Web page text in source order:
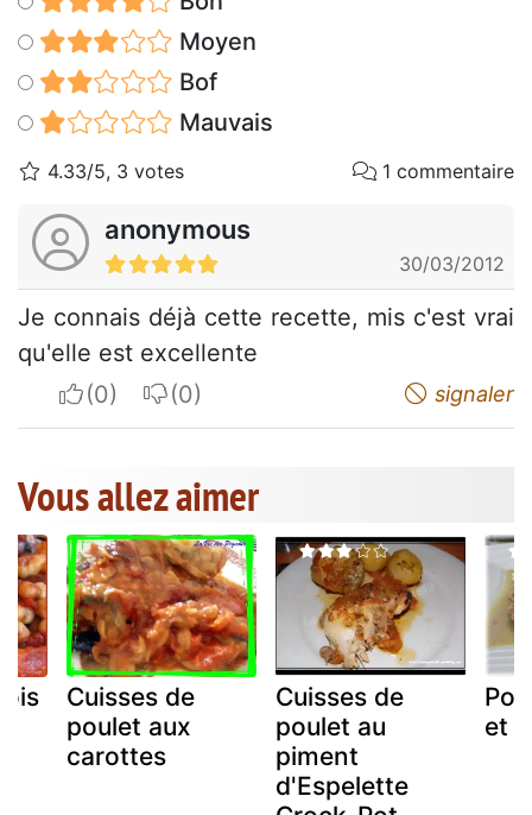
Moyen
Bof
Mauvais
4.33/5, 3 votes 1 commentaire
anonymous
30/03/2012
Je connais déjà cette recette, mis c'est vrai
qu'elle est excellente
I apreciateI do not appreciate signaler
Vous allez aimer
Cuisses de
poulet aux
carottes
Cuisses de
poulet au
piment
d'Espelette
et